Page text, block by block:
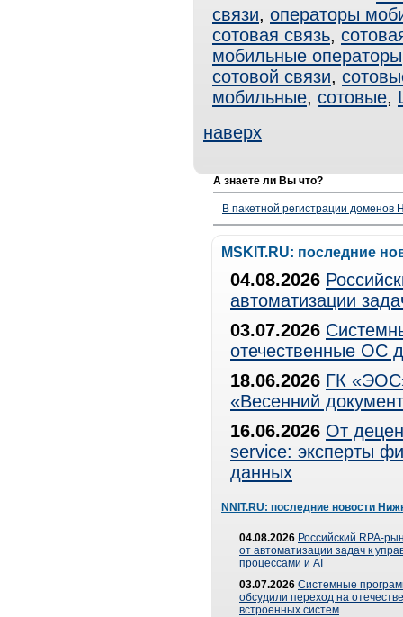
связи, операторы
сотовая связь,
мобильные операторы
сотовой связи,
мобильные, сотовые,
наверх
А знаете ли Вы что?
В пакетной регистрации доменов
MSKIT.RU: последние
04.08.2026
автоматизации
03.07.2026
отечественные ОС
18.06.2026 ГК
«Весенний
16.06.2026 От
service: эксперты
данных
NNIT.RU: последние новости
04.08.2026 Российский RPA-
от автоматизации задач к
процессами и AI
03.07.2026 Системные
обсудили переход на
встроенных систем